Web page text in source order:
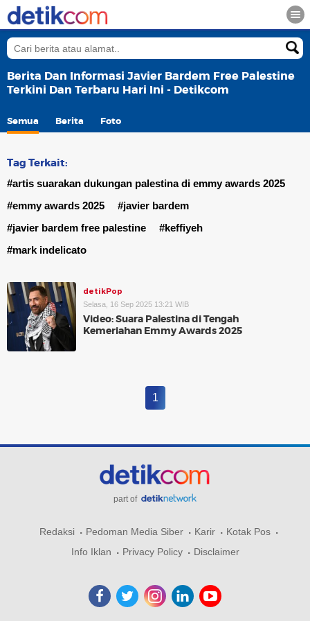
Berita Dan Informasi Javier Bardem Free Palestine
Terkini Dan Terbaru Hari Ini - Detikcom
Semua Berita Foto
Tag Terkait:
#artis suarakan dukungan palestina di emmy awards 2025
#emmy awards 2025
#javier bardem
#javier bardem free palestine
#keffiyeh
#mark indelicato
detikPop
Selasa, 16 Sep 2025 13:21 WIB
Video: Suara Palestina di Tengah
Kemeriahan Emmy Awards 2025
1
part of
Redaksi Pedoman Media Siber Karir
Kotak Pos
Info Iklan
Privacy Policy Disclaimer